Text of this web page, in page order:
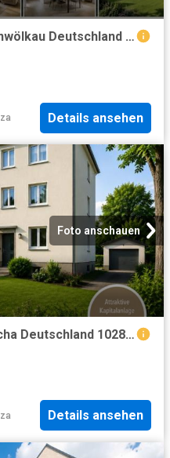
6 Schlafzimmer Haus Schönwölkau Deutschland 102886594
Details ansehen
Foto anschauen
10 Schlafzimmer Haus Taucha Deutschland 102886593
Details ansehen